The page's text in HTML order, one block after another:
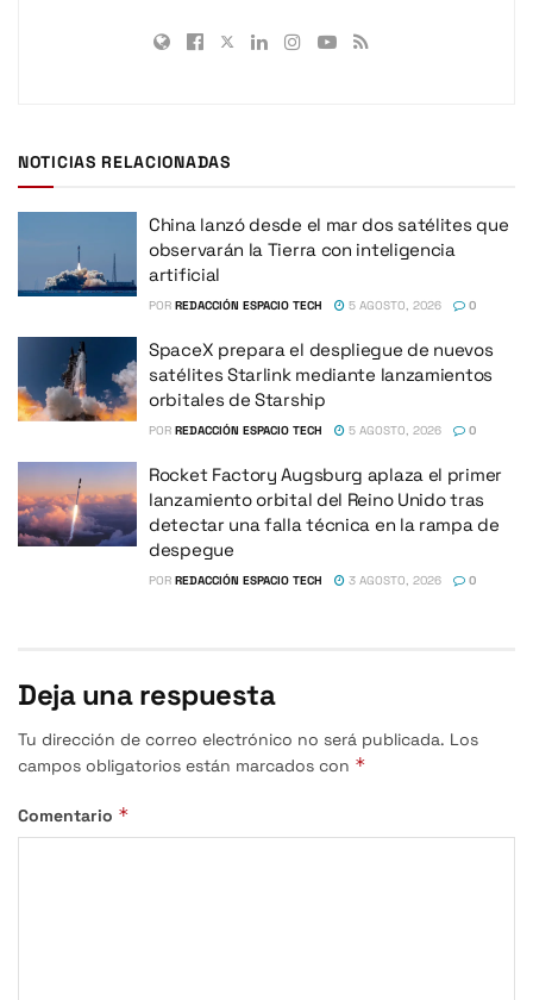
NOTICIAS RELACIONADAS
China lanzó desde el mar dos satélites que
observarán la Tierra con inteligencia
artificial
POR REDACCIÓN ESPACIO TECH 5 AGOSTO, 2026 0
SpaceX prepara el despliegue de nuevos
satélites Starlink mediante lanzamientos
orbitales de Starship
POR REDACCIÓN ESPACIO TECH 5 AGOSTO, 2026 0
Rocket Factory Augsburg aplaza el primer
lanzamiento orbital del Reino Unido tras
detectar una falla técnica en la rampa de
despegue
POR REDACCIÓN ESPACIO TECH 3 AGOSTO, 2026 0
Deja una respuesta
Tu dirección de correo electrónico no será publicada. Los
campos obligatorios están marcados con *
Comentario *